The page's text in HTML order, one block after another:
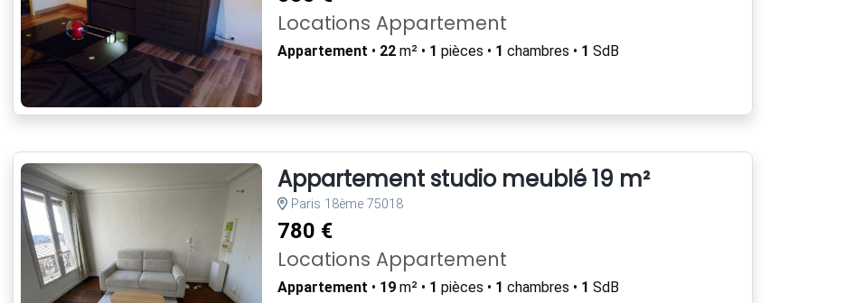
Locations Appartement
Appartement • 22m² • 1 pièces • 1 chambres • 1 SdB
Appartement studio meublé 19 m²
Paris 18ème 75018
780 €
Locations Appartement
Appartement • 19m² • 1 pièces • 1 chambres • 1 SdB